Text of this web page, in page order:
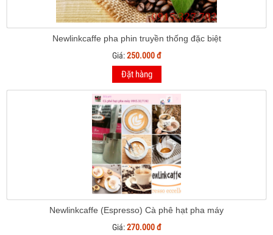
Newlinkcaffe pha phin truyền thống đặc biệt
Giá:250.000 đ
Đặt hàng
Newlinkcaffe (Espresso) Cà phê hạt pha máy
Giá:270.000 đ